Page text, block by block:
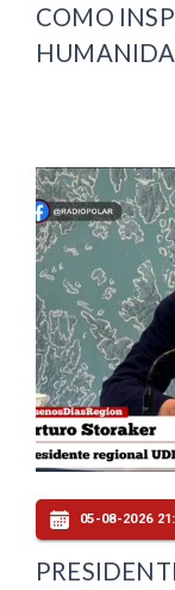
COMO
05-08-2026